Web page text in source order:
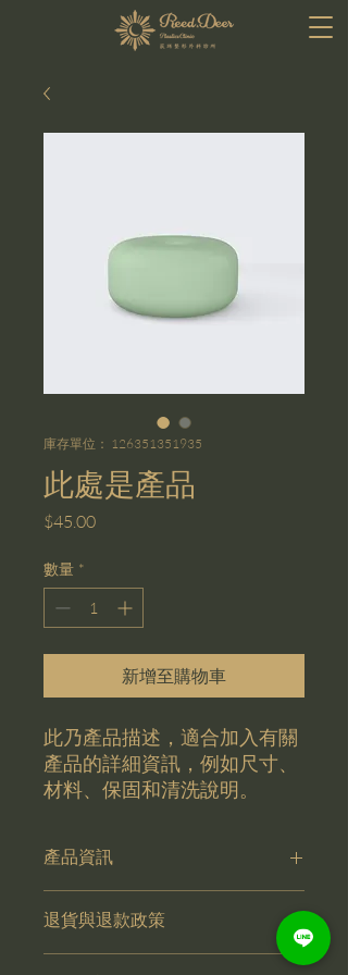
庫存單位： 126351351935
此處是產品
$45.00價
數量 *
新增至購物車
此乃產品描述，適合加入有關
產品的詳細資訊，例如尺寸、
材料、保固和清洗說明。
產品資訊
多資訊，例如尺寸、材料、保固和清洗
說明。另外，您也可在此處形容產品的
獨特之處，以及可給客戶帶來的好處。
退貨與退款政策
這是退貨與退款政策，適合向客戶解釋